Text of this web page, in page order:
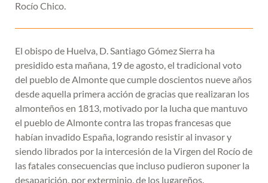
Rocío Chico.
El obispo de Huelva, D. Santiago Gómez Sierra ha
presidido esta mañana, 19 de agosto, el tradicional voto
del pueblo de Almonte que cumple doscientos nueve años
desde aquella primera acción de gracias que realizaran los
almonteños en 1813, motivado por la lucha que mantuvo
el pueblo de Almonte contra las tropas francesas que
habían invadido España, logrando resistir al invasor y
siendo librados por la intercesión de la Virgen del Rocío de
las fatales consecuencias que incluso pudieron suponer la
desaparición, por exterminio, de los lugareños.